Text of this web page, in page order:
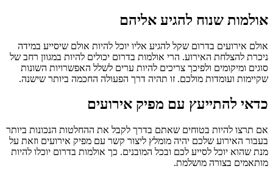
אולמות שנוח להגיע אליהם
אולם אירועים בדרום שקל להגיע אליו יוכל להיות אולם שיסייע במידה
ניכרת להצלחת האירוע. הרי אולמות בדרום יכולים להיות במגוון רחב של
סוגים ומיקומים ולפיכך צריכים להיות ערים לשלל האפשרויות השונות
שקיימות ועומדות מולכם. זו תהיה דרך הפעולה החכמה ביותר שישנה.
כדאי להתייעץ עם מפיק אירועים
אם תרצו להיות בטוחים שאתם בדרך לקבל את ההחלטות הנכונות ביותר
בעבור האירוע שלכם יהיה מומלץ ליצור קשר עם מפיק אירועים וזאת על
מנת שהוא יוכל לסייע לכם ובכל המובנים. כך אולמות בדרום יוכלו להיות
מותאמים בצורה מושלמת.